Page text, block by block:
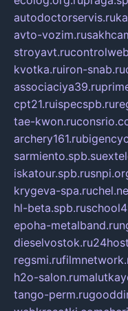
autodoctorservis.ru
avto-vozim.ru
stroyavt.ru
kvotka.ruiron-snab.ru
associaciya39.ru
cpt21.ruispecspb.ru
tae-kwon.ru
archery161.ru
sarmiento.spb.su
iskatour.spb.ru
krygeva-spa.ru
hl-beta.spb.ru
epoha-metalband.ru
dieselvostok.ru
regsmi.ru
h2o-salon.ru
tango-perm.ru